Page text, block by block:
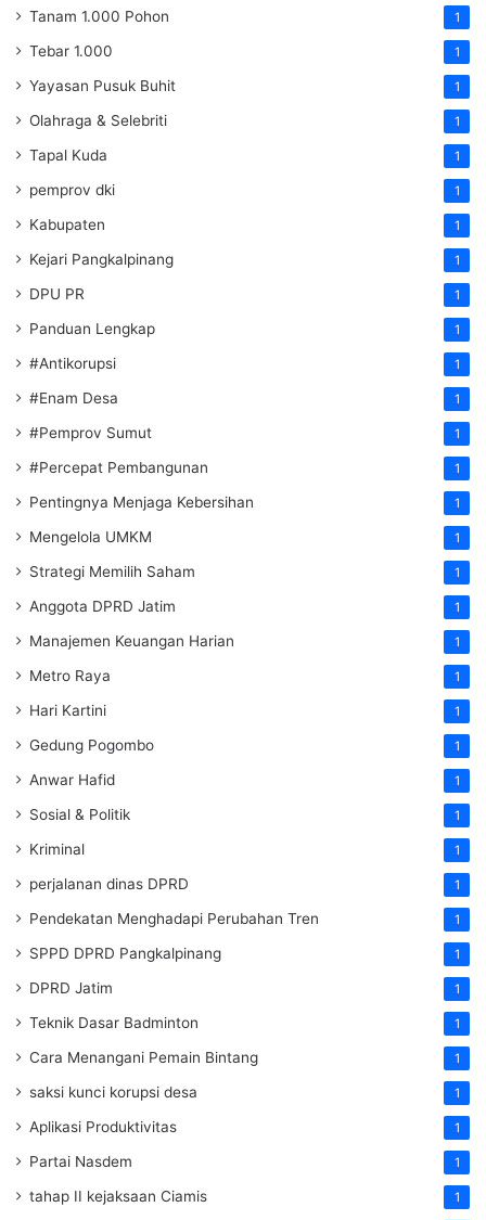
Tanam 1.000 Pohon 1
Tebar 1.000 1
Yayasan Pusuk Buhit 1
Olahraga & Selebriti 1
Tapal Kuda 1
pemprov dki 1
Kabupaten 1
Kejari Pangkalpinang 1
DPU PR 1
Panduan Lengkap 1
#Antikorupsi 1
#Enam Desa 1
#Pemprov Sumut 1
#Percepat Pembangunan 1
Pentingnya Menjaga Kebersihan 1
Mengelola UMKM 1
Strategi Memilih Saham 1
Anggota DPRD Jatim 1
Manajemen Keuangan Harian 1
Metro Raya 1
Hari Kartini 1
Gedung Pogombo 1
Anwar Hafid 1
Sosial & Politik 1
Kriminal 1
perjalanan dinas DPRD 1
Pendekatan Menghadapi Perubahan Tren 1
SPPD DPRD Pangkalpinang 1
DPRD Jatim 1
Teknik Dasar Badminton 1
Cara Menangani Pemain Bintang 1
saksi kunci korupsi desa 1
Aplikasi Produktivitas 1
Partai Nasdem 1
tahap II kejaksaan Ciamis 1